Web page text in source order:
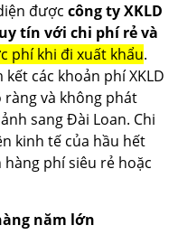
được công ty XKLD
tín với chi phí rẻ và
phí khi đi xuất khẩu.
các khoản phí XKLD
và không phát
sang Đài Loan. Chi
kinh tế của hầu hết
phí siêu rẻ hoặc
năm lớn